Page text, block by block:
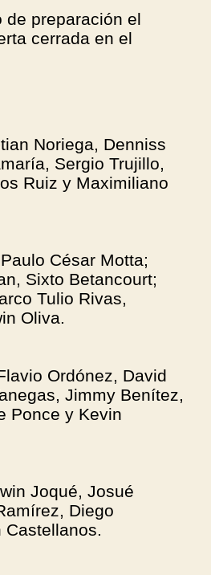
de preparación el
cerrada en el
Noriega, Denniss
Sergio Trujillo,
Ruiz y Maximiliano
Paulo César Motta;
Sixto Betancourt;
Tulio Rivas,
Oliva.
Ordónez, David
Jimmy Benítez,
Ponce y Kevin
Joqué, Josué
Diego
Castellanos.